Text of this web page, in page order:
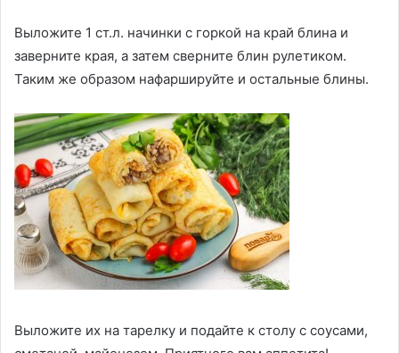
Выложите 1 ст.л. начинки с горкой на край блина и
заверните края, а затем сверните блин рулетиком.
Таким же образом нафаршируйте и остальные блины.
Выложите их на тарелку и подайте к столу с соусами,